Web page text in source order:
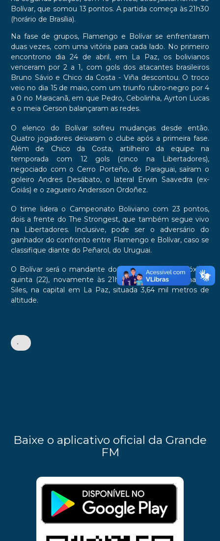
Bolívar, que somou 13 pontos. A partida começa às 21h30
(horário de Brasília).
Na fase de grupos, Flamengo e Bolívar se enfrentaram
duas vezes, com uma vitória para cada lado. No primeiro
encontrono dia 24 de abril, em La Paz, os bolivianos
venceram por 2 a 1, com gols dos atacantes brasileiros
Bruno Sávio e Chico da Costa - Viña descontou. O troco
veio no dia 15 de maio, com um triunfo rubro-negro por 4
a 0 no Maracanã, em que Pedro, Cebolinha, Ayrton Lucas
e o meia Gerson balançaram as redes.
O elenco do Bolívar sofreu mudanças desde então.
Quatro jogadores deixaram o clube após a primeira fase.
Além de Chico da Costa, artilheiro da equipe na
temporada com 12 gols (cinco na Libertadores),
negociado com o Cerro Porteño, do Paraguai, saíram o
goleiro Andres Desábato, o lateral Erwin Saavedra (ex-
Goiás) e o zagueiro Andersson Ordoñez.
O time lidera o Campeonato Boliviano com 23 pontos,
dois a frente do The Strongest, que também segue vivo
na Libertadores. Inclusive, pode ser o adversário do
ganhador do confronto entre Flamengo e Bolívar, caso se
classifique diante do Peñarol, do Uruguai.
O Bolívar será o mandante do jogo de volta, na próxima
quinta (22), novamente às 21h30, no Estádio Hernando
Siles, na capital em La Paz, situada 3,64 mil metros de
altitude.
•
Baixe o aplicativo oficial da Grande
FM